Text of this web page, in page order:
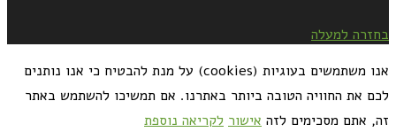
בחזרה למעלה
אנו משתמשים בעוגיות (cookies) על מנת להבטיח כי אנו נותנים
לכם את החוויה הטובה ביותר באתרנו. אם תמשיכו להשתמש באתר
זה, אתם מסכימים לזה אישור לקריאה נוספת